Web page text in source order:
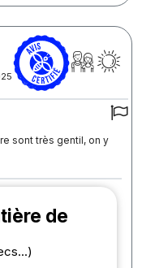
sont très gentil, on y
- base 2
-
deux tipi face à face,
la suite
de